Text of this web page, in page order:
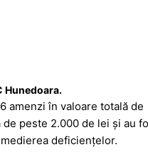
Hunedoara.
amenzi în valoare totală de
peste 2.000 de lei și au
deficiențelor.